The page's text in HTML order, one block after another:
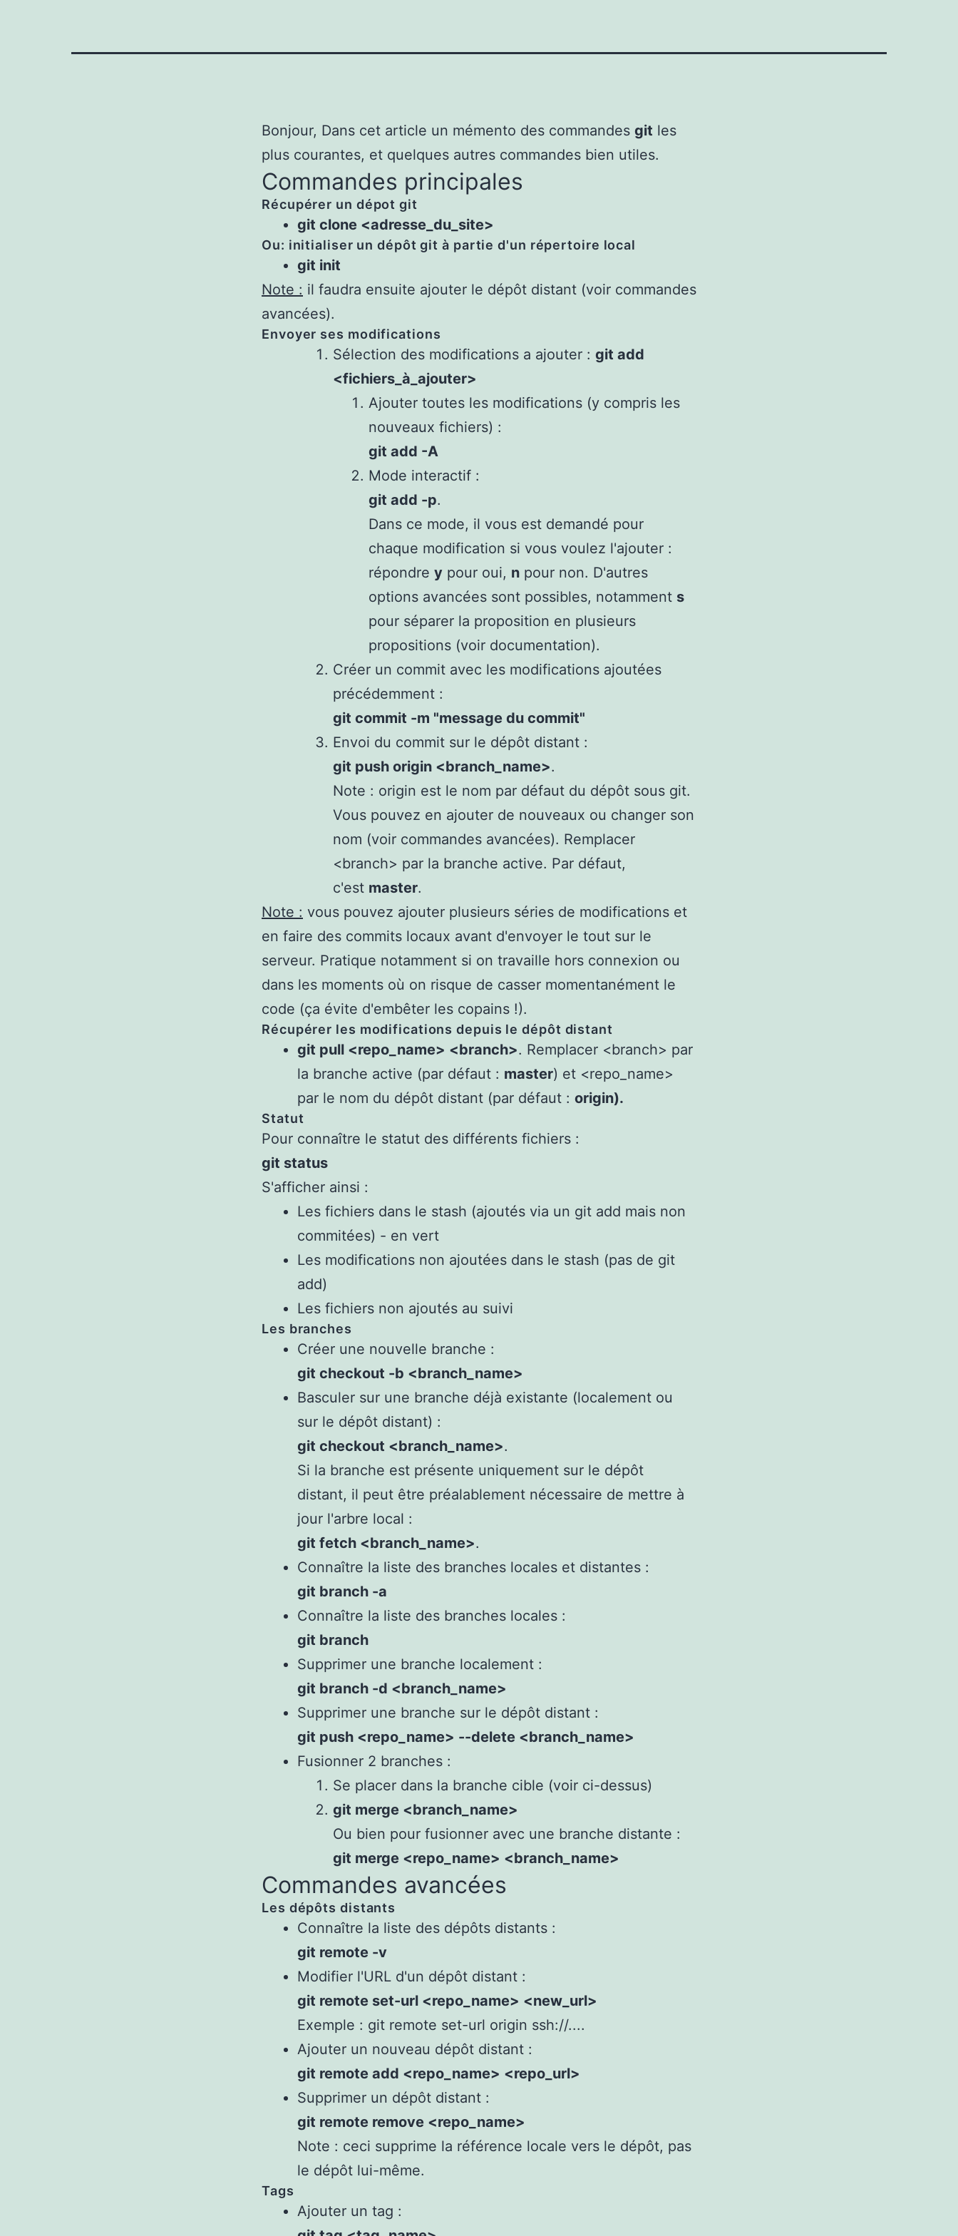
Bonjour, Dans cet article un mémento des commandes git les
plus courantes, et quelques autres commandes bien utiles.
Commandes principales
Récupérer un dépot git
git clone <adresse_du_site>
Ou: initialiser un dépôt git à partie d'un répertoire local
git init
Note : il faudra ensuite ajouter le dépôt distant (voir commandes
avancées).
Envoyer ses modifications
Sélection des modifications a ajouter : git add
<fichiers_à_ajouter>
Ajouter toutes les modifications (y compris les
nouveaux fichiers) :
git add -A
Mode interactif :
git add -p.
Dans ce mode, il vous est demandé pour
chaque modification si vous voulez l'ajouter :
répondre y pour oui, n pour non. D'autres
options avancées sont possibles, notamment s
pour séparer la proposition en plusieurs
propositions (voir documentation).
Créer un commit avec les modifications ajoutées
précédemment :
git commit -m "message du commit"
Envoi du commit sur le dépôt distant :
git push origin <branch_name>.
Note : origin est le nom par défaut du dépôt sous git.
Vous pouvez en ajouter de nouveaux ou changer son
nom (voir commandes avancées). Remplacer
<branch> par la branche active. Par défaut,
c'est master.
Note : vous pouvez ajouter plusieurs séries de modifications et
en faire des commits locaux avant d'envoyer le tout sur le
serveur. Pratique notamment si on travaille hors connexion ou
dans les moments où on risque de casser momentanément le
code (ça évite d'embêter les copains !).
Récupérer les modifications depuis le dépôt distant
git pull <repo_name> <branch>. Remplacer <branch> par
la branche active (par défaut : master) et <repo_name>
par le nom du dépôt distant (par défaut : origin).
Statut
Pour connaître le statut des différents fichiers :
git status
S'afficher ainsi :
Les fichiers dans le stash (ajoutés via un git add mais non
commitées) - en vert
Les modifications non ajoutées dans le stash (pas de git
add)
Les fichiers non ajoutés au suivi
Les branches
Créer une nouvelle branche :
git checkout -b <branch_name>
Basculer sur une branche déjà existante (localement ou
sur le dépôt distant) :
git checkout <branch_name>.
Si la branche est présente uniquement sur le dépôt
distant, il peut être préalablement nécessaire de mettre à
jour l'arbre local :
git fetch <branch_name>.
Connaître la liste des branches locales et distantes :
git branch -a
Connaître la liste des branches locales :
git branch
Supprimer une branche localement :
git branch -d <branch_name>
Supprimer une branche sur le dépôt distant :
git push <repo_name> --delete <branch_name>
Fusionner 2 branches :
Se placer dans la branche cible (voir ci-dessus)
git merge <branch_name>
Ou bien pour fusionner avec une branche distante :
git merge <repo_name> <branch_name>
Commandes avancées
Les dépôts distants
Connaître la liste des dépôts distants :
git remote -v
Modifier l'URL d'un dépôt distant :
git remote set-url <repo_name> <new_url>
Exemple : git remote set-url origin ssh://....
Ajouter un nouveau dépôt distant :
git remote add <repo_name> <repo_url>
Supprimer un dépôt distant :
git remote remove <repo_name>
Note : ceci supprime la référence locale vers le dépôt, pas
le dépôt lui-même.
Tags
Ajouter un tag :